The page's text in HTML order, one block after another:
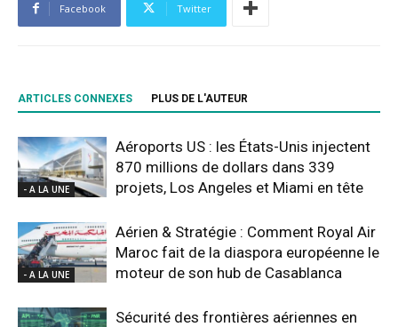
Facebook Twitter
ARTICLES CONNEXES PLUS DE L'AUTEUR
- A LA UNE
Aéroports US : les États-Unis injectent
870 millions de dollars dans 339
projets, Los Angeles et Miami en tête
- A LA UNE
Aérien & Stratégie : Comment Royal Air
Maroc fait de la diaspora européenne le
moteur de son hub de Casablanca
Sécurité des frontières aériennes en